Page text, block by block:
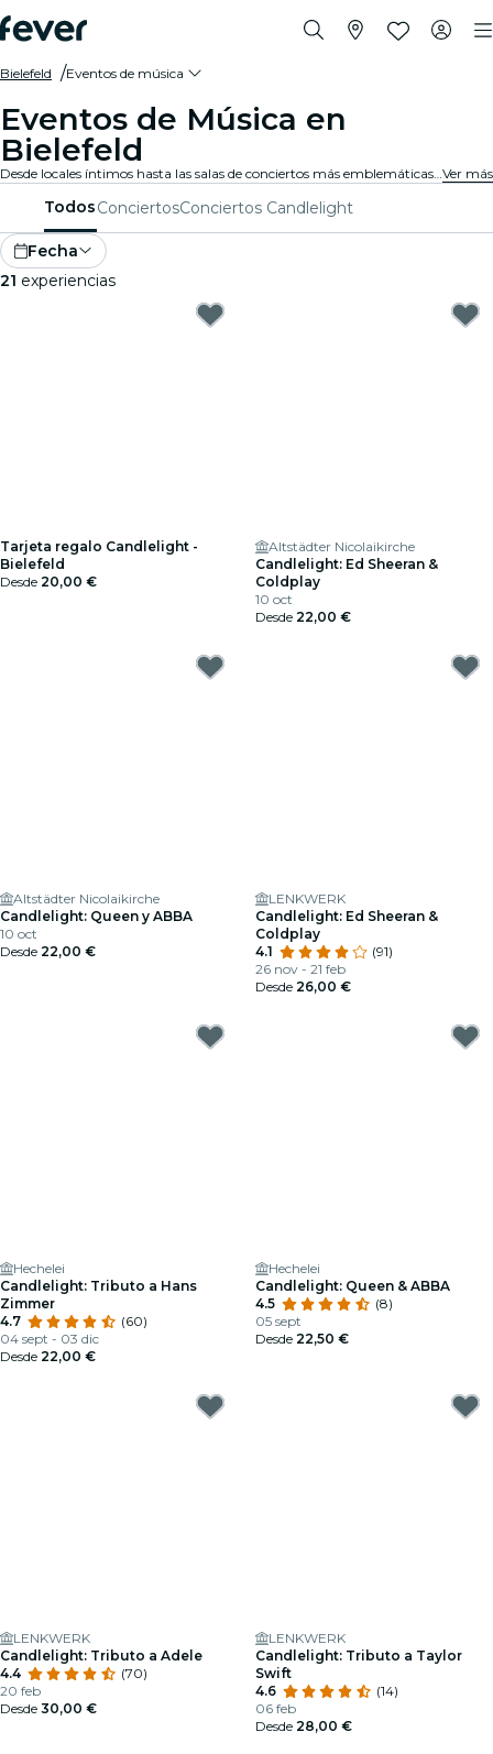
Bielefeld Eventos de música
Eventos de Música en
Bielefeld
Desde locales íntimos hasta las salas de conciertos más emblemáticas de la ciudad, Bielefeld vive al son de la música y ofrece una variada gama de eventos para todos los gustos y estilos.Ver más
TodosConciertosConciertos Candlelight
Fecha
21 experiencias
Tarjeta regalo Candlelight -
Bielefeld
Desde 20,00 €
Altstädter Nicolaikirche
Candlelight: Ed Sheeran &
Coldplay
10 oct
Desde 22,00 €
Altstädter Nicolaikirche
Candlelight: Queen y ABBA
10 oct
Desde 22,00 €
LENKWERK
Candlelight: Ed Sheeran &
Coldplay
4.1
(91)
26 nov - 21 feb
Desde 26,00 €
Hechelei
Candlelight: Tributo a Hans
Zimmer
4.7
(60)
04 sept - 03 dic
Desde 22,00 €
Hechelei
Candlelight: Queen & ABBA
4.5
(8)
05 sept
Desde 22,50 €
LENKWERK
Candlelight: Tributo a Adele
4.4
(70)
20 feb
Desde 30,00 €
LENKWERK
Candlelight: Tributo a Taylor
Swift
4.6
(14)
06 feb
Desde 28,00 €